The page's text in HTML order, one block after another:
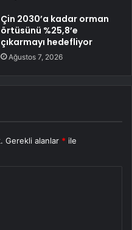
Çin 2030’a kadar orman
örtüsünü %25,8’e
çıkarmayı hedefliyor
Ağustos 7, 2026
Gerekli alanlar * ile